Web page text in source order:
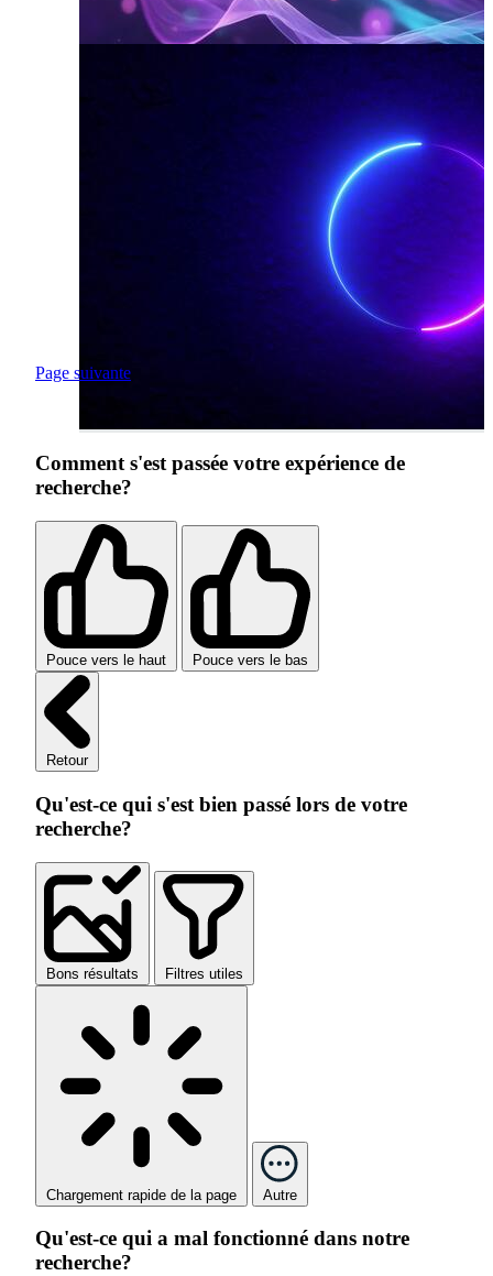
Page suivante
Comment s'est passée votre expérience de
recherche?
Pouce vers le haut Pouce vers le bas
Retour
Qu'est-ce qui s'est bien passé lors de votre
recherche?
Bons résultats Filtres utiles
Chargement rapide de la page Autre
Qu'est-ce qui a mal fonctionné dans notre
recherche?